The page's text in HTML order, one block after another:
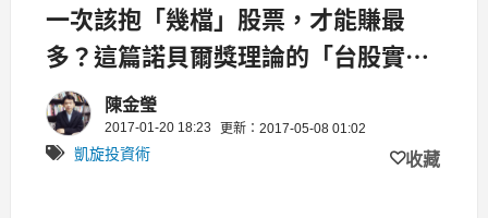
一次該抱「幾檔」股票，才能賺最
多？這篇諾貝爾獎理論的「台股實證
版」有個神結論
陳金瑩
2017-01-20 18:23 更新：2017-05-08 01:02
凱旋投資術 收藏